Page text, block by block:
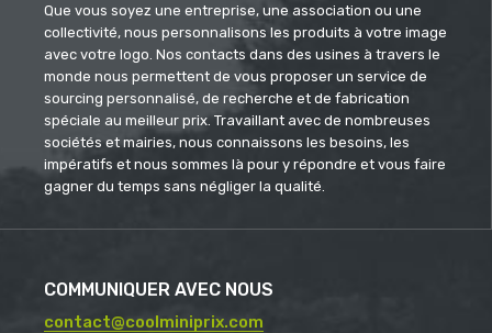
Que vous soyez une entreprise, une association ou une
collectivité, nous personnalisons les produits à votre image
avec votre logo. Nos contacts dans des usines à travers le
monde nous permettent de vous proposer un service de
sourcing personnalisé, de recherche et de fabrication
spéciale au meilleur prix. Travaillant avec de nombreuses
sociétés et mairies, nous connaissons les besoins, les
impératifs et nous sommes là pour y répondre et vous faire
gagner du temps sans négliger la qualité.
COMMUNIQUER AVEC NOUS
contact@coolminiprix.com